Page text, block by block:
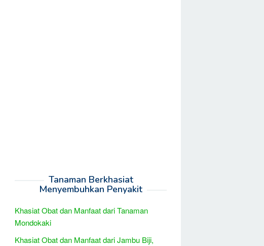
Tanaman Berkhasiat
Menyembuhkan Penyakit
Khasiat Obat dan Manfaat dari Tanaman
Mondokaki
Khasiat Obat dan Manfaat dari Jambu Biji,